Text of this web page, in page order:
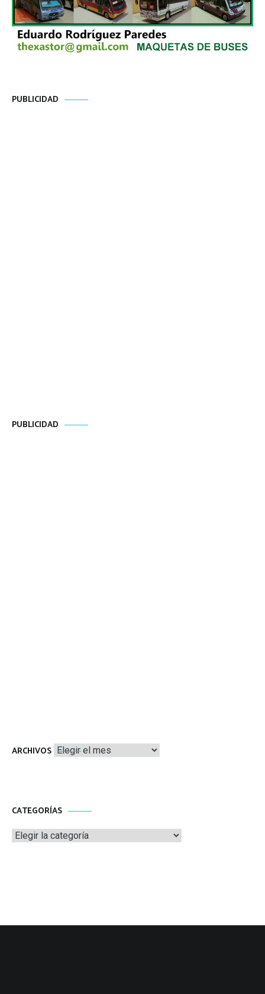
PUBLICIDAD
PUBLICIDAD
ARCHIVOS Archivos
CATEGORÍAS
Categorías